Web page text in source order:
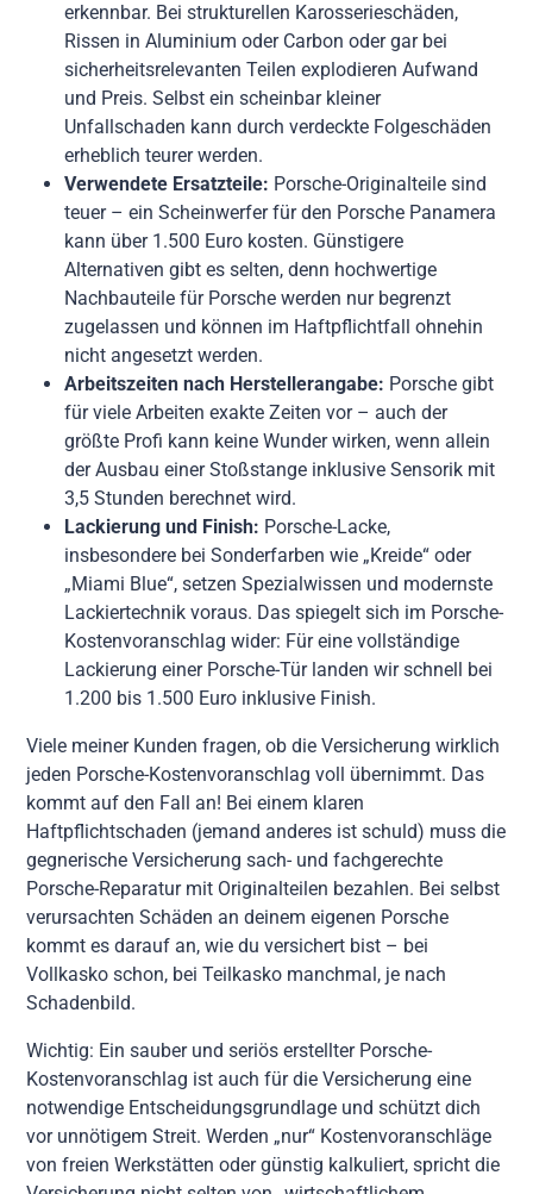
erkennbar. Bei strukturellen Karosserieschäden,
Rissen in Aluminium oder Carbon oder gar bei
sicherheitsrelevanten Teilen explodieren Aufwand
und Preis. Selbst ein scheinbar kleiner
Unfallschaden kann durch verdeckte Folgeschäden
erheblich teurer werden.
Verwendete Ersatzteile: Porsche-Originalteile sind
teuer – ein Scheinwerfer für den Porsche Panamera
kann über 1.500 Euro kosten. Günstigere
Alternativen gibt es selten, denn hochwertige
Nachbauteile für Porsche werden nur begrenzt
zugelassen und können im Haftpflichtfall ohnehin
nicht angesetzt werden.
Arbeitszeiten nach Herstellerangabe: Porsche gibt
für viele Arbeiten exakte Zeiten vor – auch der
größte Profi kann keine Wunder wirken, wenn allein
der Ausbau einer Stoßstange inklusive Sensorik mit
3,5 Stunden berechnet wird.
Lackierung und Finish: Porsche-Lacke,
insbesondere bei Sonderfarben wie „Kreide“ oder
„Miami Blue“, setzen Spezialwissen und modernste
Lackiertechnik voraus. Das spiegelt sich im Porsche-
Kostenvoranschlag wider: Für eine vollständige
Lackierung einer Porsche-Tür landen wir schnell bei
1.200 bis 1.500 Euro inklusive Finish.
Viele meiner Kunden fragen, ob die Versicherung wirklich
jeden Porsche-Kostenvoranschlag voll übernimmt. Das
kommt auf den Fall an! Bei einem klaren
Haftpflichtschaden (jemand anderes ist schuld) muss die
gegnerische Versicherung sach- und fachgerechte
Porsche-Reparatur mit Originalteilen bezahlen. Bei selbst
verursachten Schäden an deinem eigenen Porsche
kommt es darauf an, wie du versichert bist – bei
Vollkasko schon, bei Teilkasko manchmal, je nach
Schadenbild.
Wichtig: Ein sauber und seriös erstellter Porsche-
Kostenvoranschlag ist auch für die Versicherung eine
notwendige Entscheidungsgrundlage und schützt dich
vor unnötigem Streit. Werden „nur“ Kostenvoranschläge
von freien Werkstätten oder günstig kalkuliert, spricht die